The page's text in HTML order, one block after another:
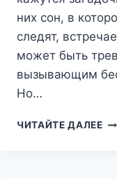
них сон, в
следят,
может быть
вызывающим
Но…
ЧИТАЙТЕ ДАЛЕЕ